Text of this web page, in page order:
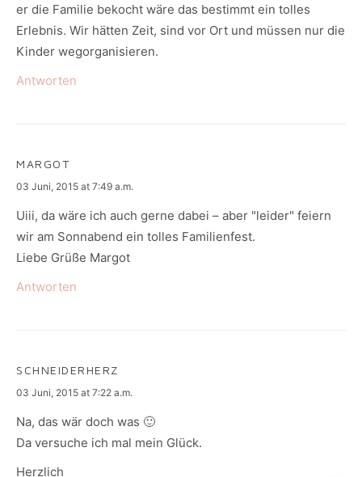
er die Familie bekocht wäre das bestimmt ein tolles
Erlebnis. Wir hätten Zeit, sind vor Ort und müssen nur die
Kinder wegorganisieren.
Antworten
MARGOT
says:
03 Juni, 2015 at 7:49 a.m.
Uiii, da wäre ich auch gerne dabei – aber "leider" feiern
wir am Sonnabend ein tolles Familienfest.
Liebe Grüße Margot
Antworten
SCHNEIDERHERZ
says:
03 Juni, 2015 at 7:22 a.m.
Na, das wär doch was 🙂
Da versuche ich mal mein Glück.
Herzlich